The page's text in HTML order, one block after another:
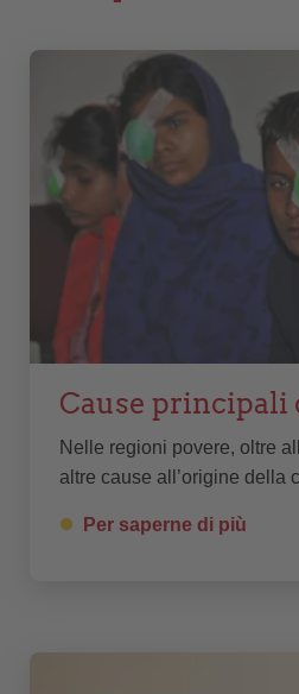
Cause principali
Nelle regioni povere, oltre
altre cause all’origine della
Per saperne di più